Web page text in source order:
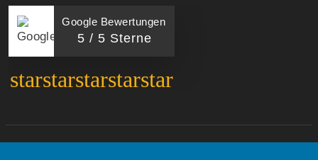
Google Bewertungen
5 / 5 Sterne
starstarstarstarstar